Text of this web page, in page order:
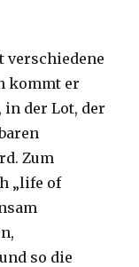
verschiedene
kommt er
in der Lot, der
Zum
„life of
so die